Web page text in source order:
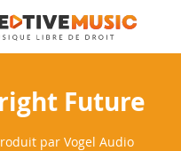
Allez
au
contenu
Future
par Vogel Audio